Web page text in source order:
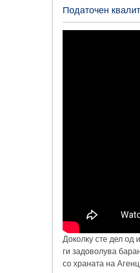
Податочен
Доколку сте дел од
ги задоволува
со храната на